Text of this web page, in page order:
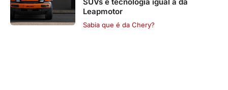
SUVs e tecnologia igual à da
Leapmotor
Sabia que é da Chery?